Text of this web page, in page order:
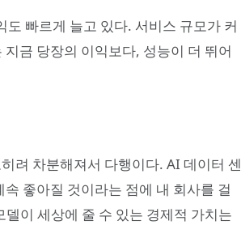
빠르게 늘고 있다. 서비스 규모가 커
금 당장의 이익보다, 성능이 더 뛰어
려 차분해져서 다행이다. AI 데이터 센
좋아질 것이라는 점에 내 회사를 걸
이 세상에 줄 수 있는 경제적 가치는